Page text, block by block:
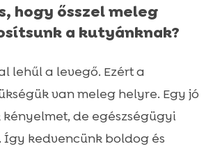
hogy ősszel meleg
a kutyánknak?
lehűl a levegő. Ezért a
van meleg helyre. Egy jó
de egészségügyi
Így kedvencünk boldog és